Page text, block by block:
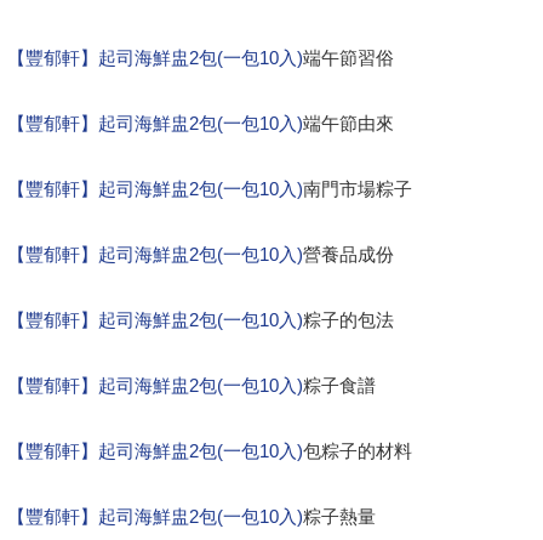
【豐郁軒】起司海鮮盅2包(一包10入)端午節習俗
【豐郁軒】起司海鮮盅2包(一包10入)端午節由來
【豐郁軒】起司海鮮盅2包(一包10入)南門市場粽子
【豐郁軒】起司海鮮盅2包(一包10入)營養品成份
【豐郁軒】起司海鮮盅2包(一包10入)粽子的包法
【豐郁軒】起司海鮮盅2包(一包10入)粽子食譜
【豐郁軒】起司海鮮盅2包(一包10入)包粽子的材料
【豐郁軒】起司海鮮盅2包(一包10入)粽子熱量